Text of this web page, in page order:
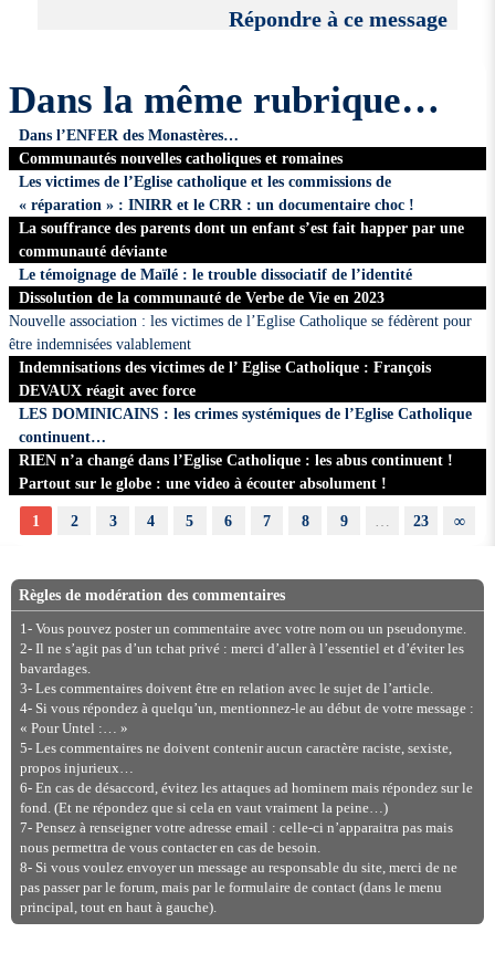
Répondre à ce message
Dans la même rubrique…
Dans l’ENFER des Monastères…
Communautés nouvelles catholiques et romaines
Les victimes de l’Eglise catholique et les commissions de
« réparation » : INIRR et le CRR : un documentaire choc !
La souffrance des parents dont un enfant s’est fait happer par une
communauté déviante
Le témoignage de Maïlé : le trouble dissociatif de l’identité
Dissolution de la communauté de Verbe de Vie en 2023
Nouvelle association : les victimes de l’Eglise Catholique se fédèrent pour
être indemnisées valablement
Indemnisations des victimes de l’ Eglise Catholique : François
DEVAUX réagit avec force
LES DOMINICAINS : les crimes systémiques de l’Eglise Catholique
continuent…
RIEN n’a changé dans l’Eglise Catholique : les abus continuent !
Partout sur le globe : une video à écouter absolument !
1 2 3 4 5 6 7 8 9 … 23 ∞
Règles de modération des commentaires
1- Vous pouvez poster un commentaire avec votre nom ou un pseudonyme.
2- Il ne s’agit pas d’un tchat privé : merci d’aller à l’essentiel et d’éviter les
bavardages.
3- Les commentaires doivent être en relation avec le sujet de l’article.
4- Si vous répondez à quelqu’un, mentionnez-le au début de votre message :
« Pour Untel :… »
5- Les commentaires ne doivent contenir aucun caractère raciste, sexiste,
propos injurieux…
6- En cas de désaccord, évitez les attaques ad hominem mais répondez sur le
fond. (Et ne répondez que si cela en vaut vraiment la peine…)
7- Pensez à renseigner votre adresse email : celle-ci n’apparaitra pas mais
nous permettra de vous contacter en cas de besoin.
8- Si vous voulez envoyer un message au responsable du site, merci de ne
pas passer par le forum, mais par le formulaire de contact (dans le menu
principal, tout en haut à gauche).